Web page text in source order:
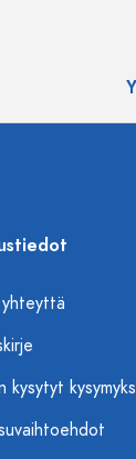
kysytyt